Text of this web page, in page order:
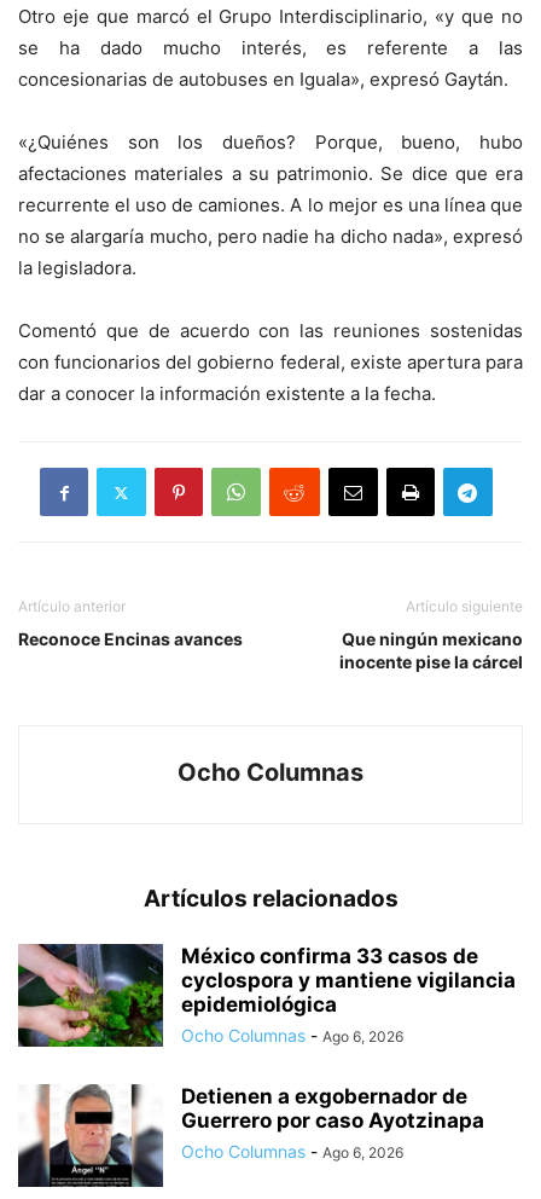
Otro eje que marcó el Grupo Interdisciplinario, «y que no
se ha dado mucho interés, es referente a las
concesionarias de autobuses en Iguala», expresó Gaytán.
«¿Quiénes son los dueños? Porque, bueno, hubo
afectaciones materiales a su patrimonio. Se dice que era
recurrente el uso de camiones. A lo mejor es una línea que
no se alargaría mucho, pero nadie ha dicho nada», expresó
la legisladora.
Comentó que de acuerdo con las reuniones sostenidas
con funcionarios del gobierno federal, existe apertura para
dar a conocer la información existente a la fecha.
Artículo anterior
Reconoce Encinas avances
Artículo siguiente
Que ningún mexicano
inocente pise la cárcel
Ocho Columnas
Artículos relacionados
México confirma 33 casos de
cyclospora y mantiene vigilancia
epidemiológica
Ocho Columnas - Ago 6, 2026
Detienen a exgobernador de
Guerrero por caso Ayotzinapa
Ocho Columnas - Ago 6, 2026